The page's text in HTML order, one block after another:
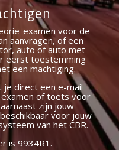
examen voor de
aanvragen, of een
auto of auto met
eerst toestemming
een machtiging.
direct een e-mail
of toets voor
zijn jouw
voor jouw
van het CBR.
is 9934R1.